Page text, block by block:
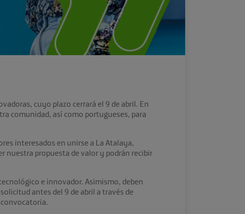
cuyo plazo cerrará el 9 de abril. En
comunidad, así como portugueses, para
interesados en unirse a La Atalaya,
nuestra propuesta de valor y podrán recibir
e innovador. Asimismo, deben
antes del 9 de abril a través de